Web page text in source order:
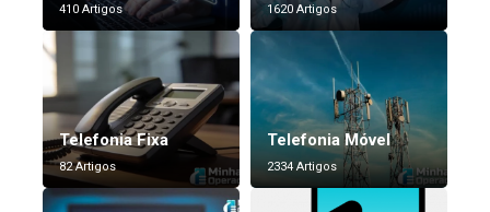
410 Artigos 1620 Artigos
Telefonia Fixa
82 Artigos
Telefonia Móvel
2334 Artigos